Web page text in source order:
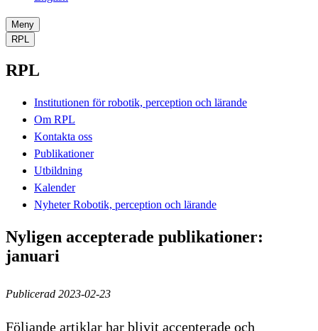
Meny
RPL
RPL
Institutionen för robotik, perception och lärande
Om RPL
Kontakta oss
Publikationer
Utbildning
Kalender
Nyheter Robotik, perception och lärande
Nyligen accepterade publikationer:
januari
Publicerad 2023-02-23
Följande artiklar har blivit accepterade och